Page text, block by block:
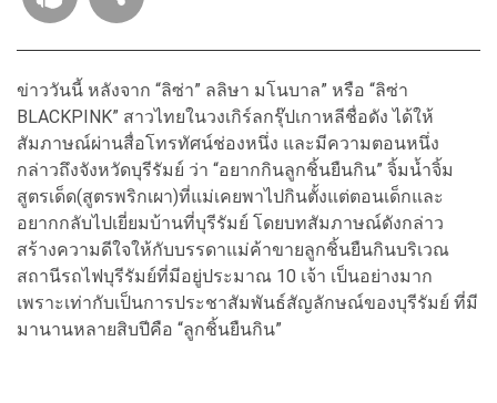
ข่าววันนี้ หลังจาก “ลิซ่า” ลลิษา มโนบาล” หรือ “ลิซ่า
BLACKPINK” สาวไทยในวงเกิร์ลกรุ๊ปเกาหลีชื่อดัง ได้ให้
สัมภาษณ์ผ่านสื่อโทรทัศน์ช่องหนึ่ง และมีความตอนหนึ่ง
กล่าวถึงจังหวัดบุรีรัมย์ ว่า “อยากกินลูกชิ้นยืนกิน” จิ้มน้ำจิ้ม
สูตรเด็ด(สูตรพริกเผา)ที่แม่เคยพาไปกินตั้งแต่ตอนเด็กและ
อยากกลับไปเยี่ยมบ้านที่บุรีรัมย์ โดยบทสัมภาษณ์ดังกล่าว
สร้างความดีใจให้กับบรรดาแม่ค้าขายลูกชิ้นยืนกินบริเวณ
สถานีรถไฟบุรีรัมย์ที่มีอยู่ประมาณ 10 เจ้า เป็นอย่างมาก
เพราะเท่ากับเป็นการประชาสัมพันธ์สัญลักษณ์ของบุรีรัมย์ ที่มี
มานานหลายสิบปีคือ “ลูกชิ้นยืนกิน”